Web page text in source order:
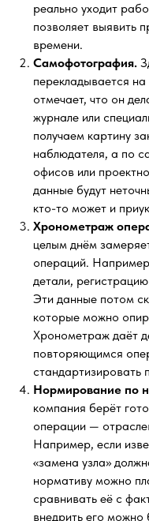
реально уходит
позволяет выявить
времени.
Самофотография.
перекладывается
отмечает, что он
журнале или
получаем картину
наблюдателя, а по
офисов или
данные будут
кто-то может и
Хронометраж
целым днём
операций.
детали,
Эти данные потом
которые можно
Хронометраж даёт
повторяющимся
стандартизировать
Нормирование по
компания берёт
операции —
Например, если
«замена узла»
нормативу можно
сравнивать её с
внедрить его